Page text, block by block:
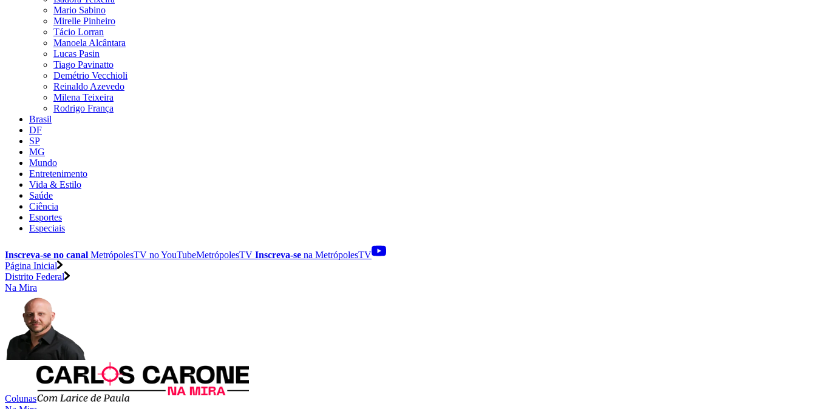
Mario Sabino
Mirelle Pinheiro
Tácio Lorran
Manoela Alcântara
Lucas Pasin
Tiago Pavinatto
Demétrio Vecchioli
Reinaldo Azevedo
Milena Teixeira
Rodrigo França
Brasil
DF
SP
MG
Mundo
Entretenimento
Vida & Estilo
Saúde
Ciência
Esportes
Especiais
Inscreva-se no canal MetrópolesTV noYouTubeMetrópolesTV Inscreva-se na MetrópolesTV
Página Inicial
Distrito Federal
Na Mira
Colunas